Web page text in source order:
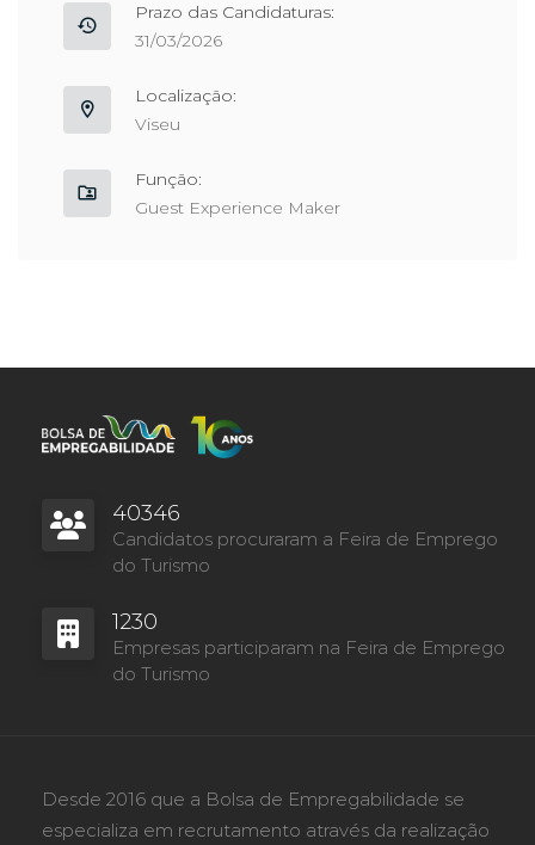
Prazo das Candidaturas:
31/03/2026
Localização:
Viseu
Função:
Guest Experience Maker
40346
Candidatos procuraram a Feira de Emprego
do Turismo
1230
Empresas participaram na Feira de Emprego
do Turismo
Desde 2016 que a Bolsa de Empregabilidade se
especializa em recrutamento através da realização